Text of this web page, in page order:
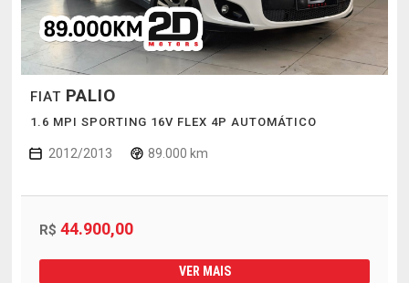
FIAT PALIO
1.6 MPI SPORTING 16V FLEX 4P AUTOMÁTICO
2012/2013 89.000 km
R$ 44.900,00
VER MAIS